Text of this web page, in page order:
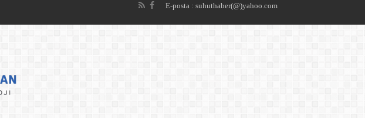
E-posta : suhuthaber(@)yahoo.com